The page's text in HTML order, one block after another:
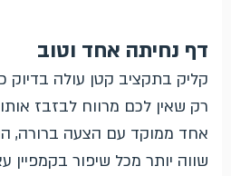
דף נחיתה אחד וטוב
קליק בתקציב קטן עולה בדיוק
רק שאין לכם מרווח לבזבז
אחד ממוקד עם הצעה ברורה,
שווה יותר מכל שיפור בקמפיין